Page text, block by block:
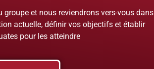
et nous reviendrons vers-vous dans
actuelle, définir vos objectifs et établir
pour les atteindre